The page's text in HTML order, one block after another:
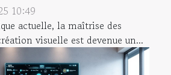
10:49
actuelle, la maîtrise des
visuelle est devenue un...